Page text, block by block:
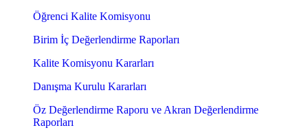
Öğrenci Kalite Komisyonu
Birim İç Değerlendirme Raporları
Kalite Komisyonu Kararları
Danışma Kurulu Kararları
Öz Değerlendirme Raporu ve Akran Değerlendirme
Raporları